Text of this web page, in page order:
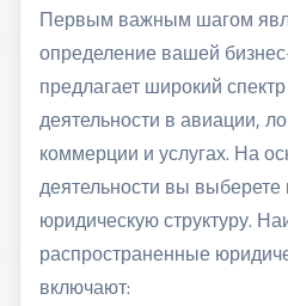
Первым важным шагом
определение вашей
предлагает широкий
деятельности в авиации,
коммерции и услугах. На
деятельности вы
юридическую структуру.
распространенные
включают: